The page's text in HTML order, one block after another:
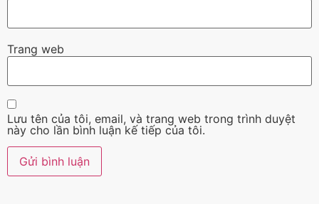
Trang web
Lưu tên của tôi, email, và trang web trong trình duyệt
này cho lần bình luận kế tiếp của tôi.